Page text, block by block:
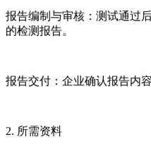
报告编制与审核：测试通过
的检测报告。
报告交付：企业确认报告内
2. 所需资料